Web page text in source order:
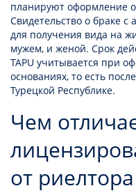
планируют оформление
Свидетельство о браке с
для получения вида на
мужем, и женой. Срок
TAPU учитывается при
основаниях, то есть
Турецкой Республике.
Чем
от